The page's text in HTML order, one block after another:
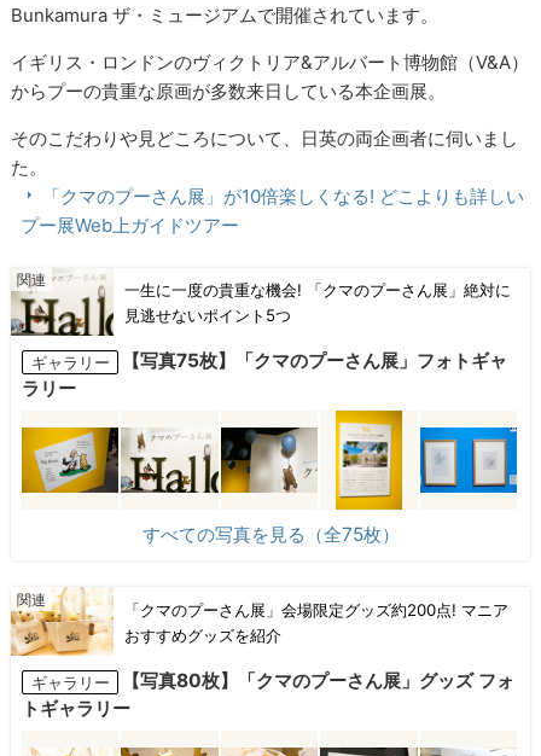
Bunkamura ザ・ミュージアムで開催されています。
イギリス・ロンドンのヴィクトリア&アルバート博物館（V&A）
からプーの貴重な原画が多数来日している本企画展。
そのこだわりや見どころについて、日英の両企画者に伺いまし
た。
「クマのプーさん展」が10倍楽しくなる! どこよりも詳しい
プー展Web上ガイドツアー
一生に一度の貴重な機会! 「クマのプーさん展」絶対に
見逃せないポイント5つ
ギャラリー
【写真75枚】「クマのプーさん展」フォトギャ
ラリー
すべての写真を見る（全75枚）
「クマのプーさん展」会場限定グッズ約200点! マニア
おすすめグッズを紹介
ギャラリー
【写真80枚】「クマのプーさん展」グッズ フォ
トギャラリー